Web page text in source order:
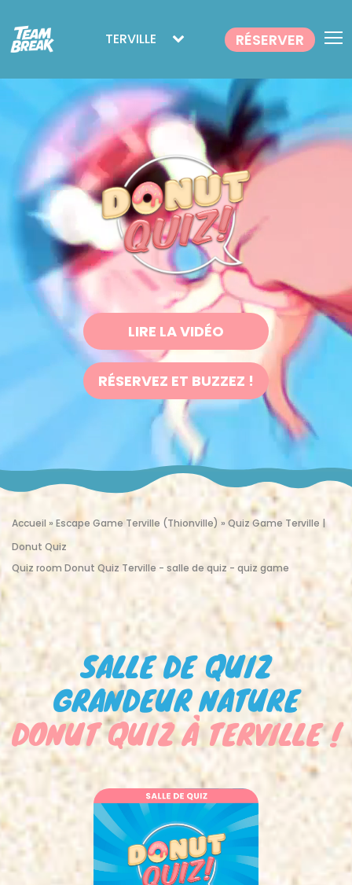
TERVILLE RÉSERVER
LIRE LA VIDÉO
RÉSERVEZ ET BUZZEZ !
Accueil » Escape Game Terville (Thionville) » Quiz Game Terville |
Donut Quiz
Quiz room Donut Quiz Terville - salle de quiz - quiz game
SALLE DE QUIZ
GRANDEUR NATURE
DONUT QUIZ À TERVILLE !